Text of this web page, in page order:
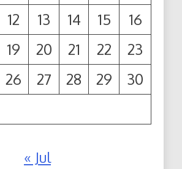
12 13 14 15
16
19 20 21 22
23
26 27 28 29
30
« Jul